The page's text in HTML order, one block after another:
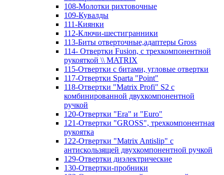
108-Молотки рихтовочные
109-Кувалды
111-Киянки
112-Ключи-шестигранники
113-Биты отверточные,адаптеры Gross
114- Отвертки Fusion, c трехкомпонентной
рукояткой \\ MATRIX
115-Отвертки с битами, угловые отвертки
117-Отвертки Sparta "Point"
118-Отвертки "Matrix Profi" S2 с
комбинированной двухкомпонентной
ручкой
120-Отвертки "Era" и "Euro"
121-Отвертки "GROSS", трехкомпонентная
рукоятка
122-Отвертки "Matrix Antislip" с
антискользящей двухкомпонентной ручкой
129-Отвертки диэлектрические
130-Отвертки-пробники